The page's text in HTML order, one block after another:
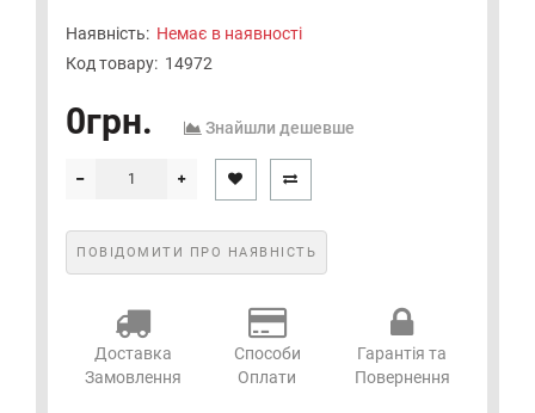
Наявність: Немає в наявності
Код товару: 14972
0грн. Знайшли дешевше
ПОВІДОМИТИ ПРО НАЯВНІСТЬ
Доставка
Замовлення
Способи
Оплати
Гарантія та
Повернення